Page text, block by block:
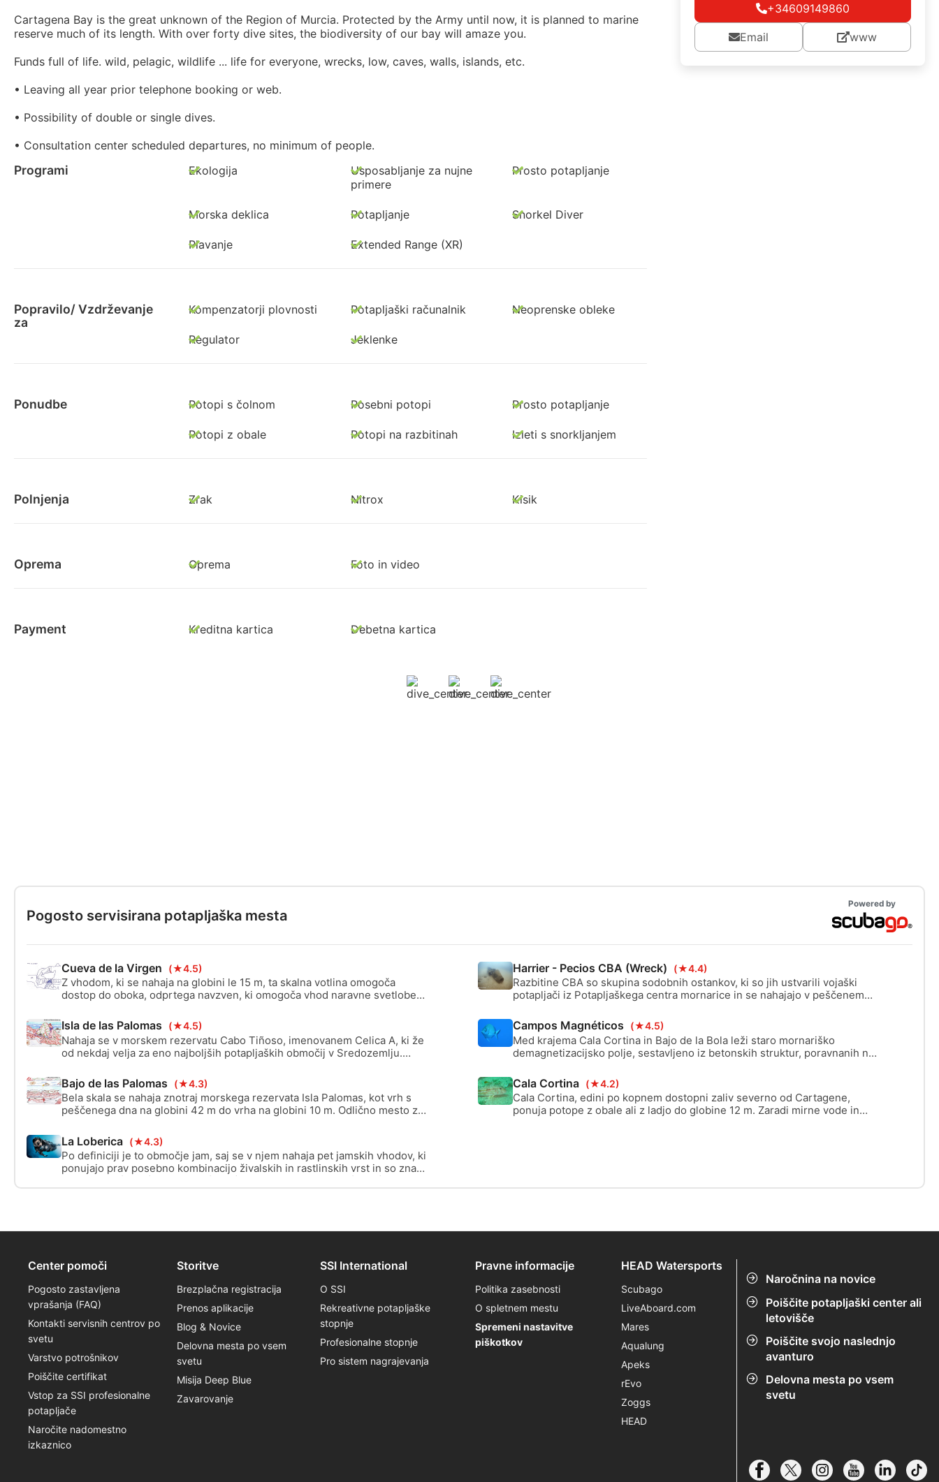
Cartagena Bay is the great unknown of the Region of Murcia. Protected by the Army until now, it is planned to marine
reserve much of its length. With over forty dive sites, the biodiversity of our bay will amaze you.
Funds full of life. wild, pelagic, wildlife ... life for everyone, wrecks, low, caves, walls, islands, etc.
• Leaving all year prior telephone booking or web.
• Possibility of double or single dives.
• Consultation center scheduled departures, no minimum of people.
Programi Ekologija
Usposabljanje za nujne
primere
Prosto potapljanje
Morska deklica Potapljanje Snorkel Diver
Plavanje Extended Range (XR)
Popravilo/ Vzdrževanje
za
Kompenzatorji plovnosti Potapljaški računalnik Neoprenske obleke
Regulator Jeklenke
Ponudbe Potopi s čolnom Posebni potopi Prosto potapljanje
Potopi z obale Potopi na razbitinah Izleti s snorkljanjem
Polnjenja Zrak Nitrox Kisik
Oprema Oprema Foto in video
Payment Kreditna kartica Debetna kartica
+34609149860
Email www
Pogosto servisirana potapljaška mesta
Powered by
Cueva de la Virgen (★4.5)
Z vhodom, ki se nahaja na globini le 15 m, ta skalna votlina omogoča
dostop do oboka, odprtega navzven, ki omogoča vhod naravne svetlobe.
haloklina.
Harrier - Pecios CBA (Wreck) (★4.4)
Razbitine CBA so skupina sodobnih ostankov, ki so jih ustvarili vojaški
potapljači iz Potapljaškega centra mornarice in se nahajajo v peščenem
Obiščete lahko tri razbitine: vlačilca, harrierja in helikopterja.
Isla de las Palomas (★4.5)
Nahaja se v morskem rezervatu Cabo Tiñoso, imenovanem Celica A, ki že
od nekdaj velja za eno najboljših potapljaških območij v Sredozemlju.
zaradi zaščite omogočila neprimerljivo povečanje biomase.
Campos Magnéticos (★4.5)
Med krajema Cala Cortina in Bajo de la Bola leži staro mornariško
demagnetizacijsko polje, sestavljeno iz betonskih struktur, poravnanih na
magnetnega podpisa ladij in podmornic, zdaj pa tvori presenetljivo in
nenavadno podvodno pokrajino.
Bajo de las Palomas (★4.3)
Bela skala se nahaja znotraj morskega rezervata Isla Palomas, kot vrh s
peščenega dna na globini 42 m do vrha na globini 10 m. Odlično mesto za
Cala Cortina (★4.2)
Cala Cortina, edini po kopnem dostopni zaliv severno od Cartagene,
ponuja potope z obale ali z ladjo do globine 12 m. Zaradi mirne vode in
La Loberica (★4.3)
Po definiciji je to območje jam, saj se v njem nahaja pet jamskih vhodov, ki
ponujajo prav posebno kombinacijo živalskih in rastlinskih vrst in so znani
Naročnina na novice
Poiščite potapljaški center ali
letovišče
Poiščite svojo naslednjo
avanturo
Delovna mesta po vsem
svetu
Center pomoči
Pogosto zastavljena
vprašanja (FAQ)
Kontakti servisnih centrov po
svetu
Varstvo potrošnikov
Poiščite certifikat
Vstop za SSI profesionalne
potapljače
Naročite nadomestno
izkaznico
Storitve
Brezplačna registracija
Prenos aplikacije
Blog & Novice
Delovna mesta po vsem
svetu
Misija Deep Blue
Zavarovanje
SSI International
O SSI
Rekreativne potapljaške
stopnje
Profesionalne stopnje
Pro sistem nagrajevanja
Pravne informacije
Politika zasebnosti
O spletnem mestu
Spremeni nastavitve
piškotkov
HEAD Watersports
Scubago
LiveAboard.com
Mares
Aqualung
Apeks
rEvo
Zoggs
HEAD